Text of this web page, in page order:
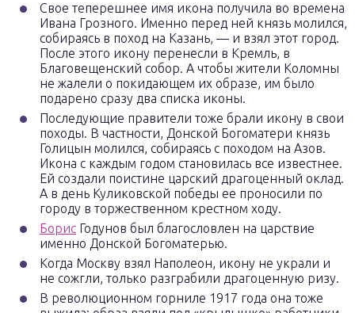
Свое теперешнее имя икона получила во времена
Ивана Грозного. Именно перед ней князь молился,
собираясь в поход на Казань, — и взял этот город.
После этого икону перенесли в Кремль, в
Благовещенский собор. А чтобы жители Коломны
не жалели о покидающем их образе, им было
подарено сразу два списка иконы.
Последующие правители тоже брали икону в свои
походы. В частности, Донской Богоматери князь
Голицын молился, собираясь с походом на Азов.
Икона с каждым годом становилась все известнее.
Ей создали поистине царский драгоценный оклад.
А в день Куликовской победы ее проносили по
городу в торжественном крестном ходу.
Борис Годунов был благословлен на царствие
именно Донской Богоматерью.
Когда Москву взял Наполеон, икону не украли и
не сожгли, только разграбили драгоценную ризу.
В революционном горниле 1917 года она тоже